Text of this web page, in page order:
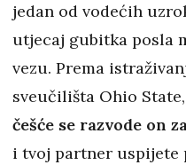
jedan od vodećih
utjecaj gubitka posla
vezu. Prema
sveučilišta Ohio State,
češće se razvode on
i tvoj partner uspijete